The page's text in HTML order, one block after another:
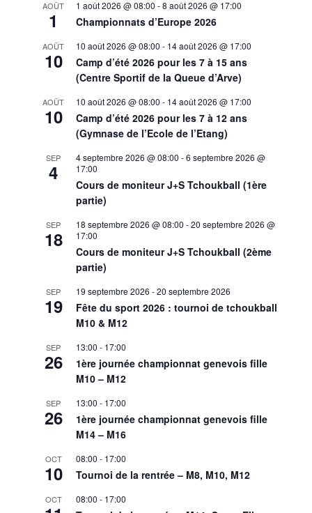
AOÛT
1
1 août 2026 @ 08:00 -8 août 2026 @ 17:00
Championnats d’Europe 2026
AOÛT
10
10 août 2026 @ 08:00 - 14 août 2026 @ 17:00
Camp d’été 2026 pour les 7 à 15 ans
(Centre Sportif de la Queue d’Arve)
AOÛT
10
10 août 2026 @ 08:00 - 14 août 2026 @ 17:00
Camp d’été 2026 pour les 7 à 12 ans
(Gymnase de l’Ecole de l’Etang)
SEP
4
4 septembre 2026 @ 08:00 -6 septembre 2026 @
17:00
Cours de moniteur J+S Tchoukball (1ère
partie)
SEP
18
18 septembre 2026 @ 08:00 -20 septembre 2026 @
17:00
Cours de moniteur J+S Tchoukball (2ème
partie)
SEP
19
19 septembre 2026 -20 septembre 2026
Fête du sport 2026 : tournoi de tchoukball
M10 & M12
SEP
26
13:00 - 17:00
1ère journée championnat genevois fille
M10 – M12
SEP
26
13:00 - 17:00
1ère journée championnat genevois fille
M14 – M16
OCT
10
08:00 - 17:00
Tournoi de la rentrée – M8, M10, M12
OCT 08:00 - 17:00